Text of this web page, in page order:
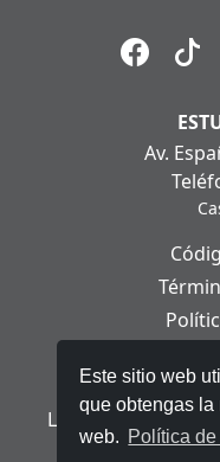
Este sitio web
que obtengas la
web. Política
Av.
Ley Orgánica de